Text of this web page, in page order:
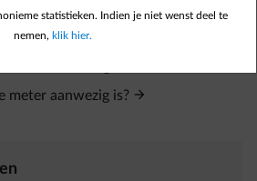
code eruit ziet.
vinden?
meter aanwezig is?
statistieken. Indien je niet wenst deel te
nemen, klik hier.